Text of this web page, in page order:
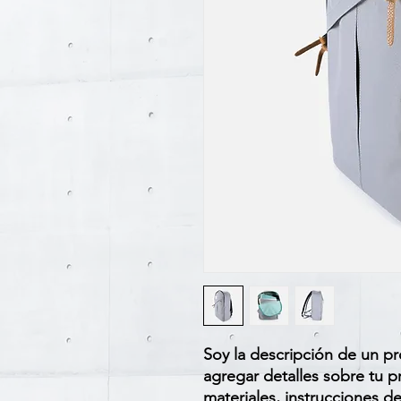
Soy la descripción de un
agregar detalles sobre tu